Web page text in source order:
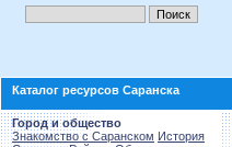
Каталог ресурсов Саранска
Город и общество
Знакомство с Саранском История